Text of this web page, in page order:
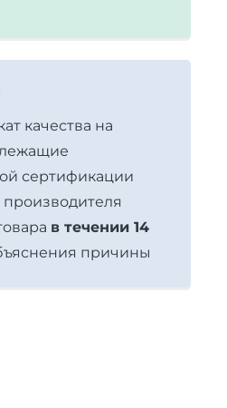
качества на
сертификации
в течении 14
причины